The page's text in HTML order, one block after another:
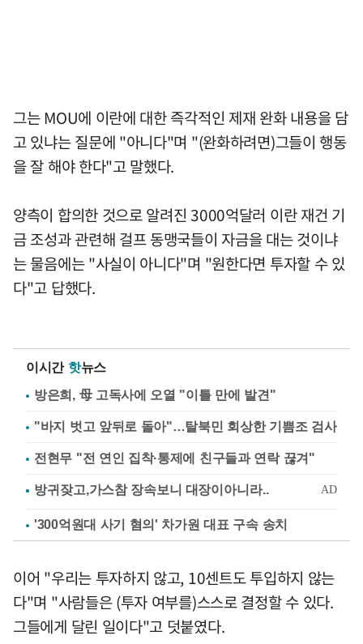
그는 MOU에 이란에 대한 즉각적인 제재 완화 내용을 담
고 있냐는 질문에 "아니다"며 "(완화하려면)그들이 행동
을 잘 해야 한다"고 말했다.
양측이 합의한 것으로 알려진 3000억달러 이란 재건 기
금 조성과 관련해 걸프 동맹국들이 자금을 대는 것이냐
는 물음에는 "사실이 아니다"며 "원한다면 투자할 수 있
다"고 답했다.
이시간 핫뉴스
방은희, 母 고독사에 오열 "이틀 만에 발견"
"바지 벗고 앞뒤로 돌아"…탈북민 회상한 기쁨조 검사
전현무 "전 연인 집착·통제에 친구들과 연락 끊겨"
'300억원대 사기 혐의' 차가원 대표 구속 송치
이어 "우리는 투자하지 않고, 10센트도 투입하지 않는
다"며 "사람들은 (투자 여부를)스스로 결정할 수 있다.
그들에게 달린 일이다"고 덧붙였다.